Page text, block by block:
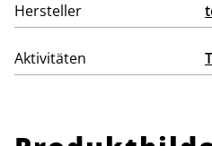
Hersteller
Aktivitäten